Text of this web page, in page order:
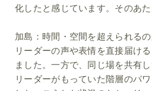
化したと感じています。そのあ
加島： 時間・空間を超えられる
リーダーの声や表情を直接届け
ました。一方で、同じ場を共有
リーダーがもっていた階層のパ